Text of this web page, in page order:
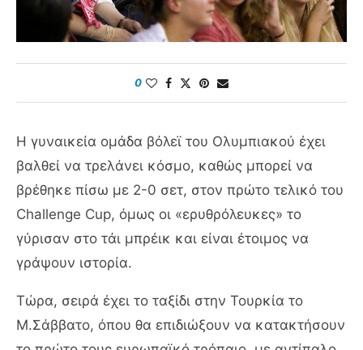
0
H γυναικεία ομάδα βόλεϊ του Ολυμπιακού έχει
βαλθεί να τρελάνει κόσμο, καθώς μπορεί να
βρέθηκε πίσω με 2-0 σετ, στον πρώτο τελικό του
Challenge Cup, όμως οι «ερυθρόλευκες» το
γύρισαν στο τάι μπρέικ και είναι έτοιμος να
γράψουν ιστορία.
Τώρα, σειρά έχει το ταξίδι στην Τουρκία το
Μ.Σάββατο, όπου θα επιδιώξουν να κατακτήσουν